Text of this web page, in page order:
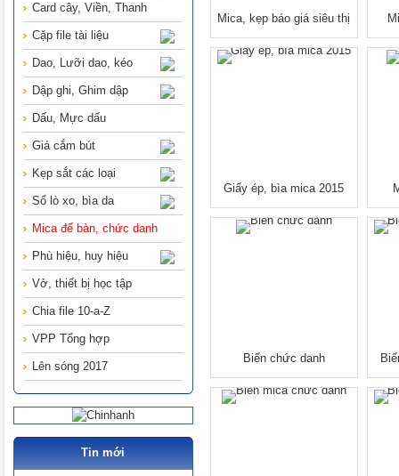
Card cây, Viền, Thanh
Cặp file tài liệu
Dao, Lưỡi dao, kéo
Dập ghi, Ghim dập
Dấu, Mực dấu
Giá cắm bút
Kẹp sắt các loại
Sổ lò xo, bìa da
Mica để bàn, chức danh
Phù hiệu, huy hiệu
Vở, thiết bị học tập
Chia file 10-a-Z
VPP Tổng hợp
Lên sóng 2017
Tin mới
Mica, kẹp báo giá siêu thị
2015-2016
Giấy ép, bìa mica 2015
Biển chức danh